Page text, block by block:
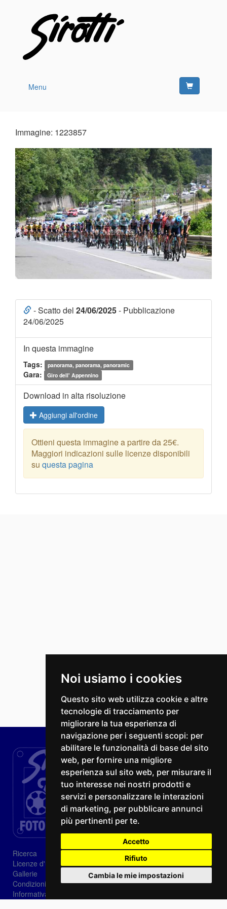
Noi usiamo i cookies
Questo sito web utilizza cookie e altre
tecnologie di tracciamento per
migliorare la tua esperienza di
navigazione per i seguenti scopi: per
abilitare le funzionalità di base del sito
web, per fornire una migliore
esperienza sul sito web, per misurare il
tuo interesse nei nostri prodotti e
servizi e personalizzare le interazioni
di marketing, per pubblicare annunci
più pertinenti per te.
Accetto
Rifiuto
Cambia le mie impostazioni
Menu
Immagine: 1223857
- Scatto del 24/06/2025- Pubblicazione
24/06/2025
In questa immagine
Tags: panorama, panorama, panoramic
Gara: Giro dell' Appennino
Download in alta risoluzione
Aggiungi all'ordine
Ottieni questa immagine a partire da 25€.
Maggiori indicazioni sulle licenze disponibili
su questa pagina
Ricerca
Licenze d'utilizzo
Gallerie
Condizioni di vendita
Informativa sui Cookie